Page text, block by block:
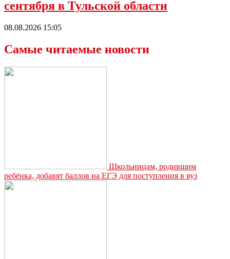
сентября в Тульской области
08.08.2026 15:05
Самые читаемые новости
Школьницам, родившим
ребёнка, добавят баллов на ЕГЭ для поступления в вуз